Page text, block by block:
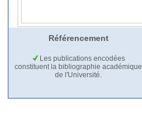
Référencement
Les publications encodées
constituent la bibliographie académique
de l'Université.